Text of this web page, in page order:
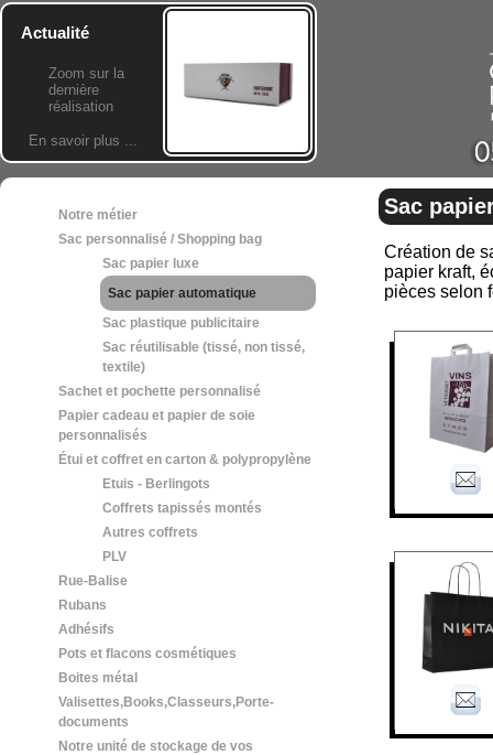
Actualité
Zoom sur la
dernière
réalisation
En savoir plus ...
Notre métier
Sac personnalisé / Shopping bag
Sac papier luxe
Sac papier automatique
Sac plastique publicitaire
Sac réutilisable (tissé, non tissé,
textile)
Sachet et pochette personnalisé
Papier cadeau et papier de soie
personnalisés
Étui et coffret en carton & polypropylène
Etuis - Berlingots
Coffrets tapissés montés
Autres coffrets
PLV
Rue-Balise
Rubans
Adhésifs
Pots et flacons cosmétiques
Boites métal
Valisettes,Books,Classeurs,Porte-
documents
Notre unité de stockage de vos
Sac
Création de
papier kraft,
pièces selon